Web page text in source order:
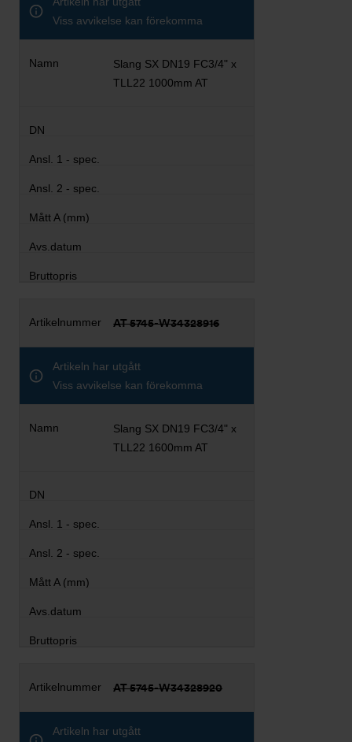
Viss avvikelse kan förekomma
Slang SX DN19 FC3/4" x
TLL22 1000mm AT
AT 5745-W34328916
Artikeln har utgått
Viss avvikelse kan förekomma
Slang SX DN19 FC3/4" x
TLL22 1600mm AT
AT 5745-W34328920
Artikeln har utgått